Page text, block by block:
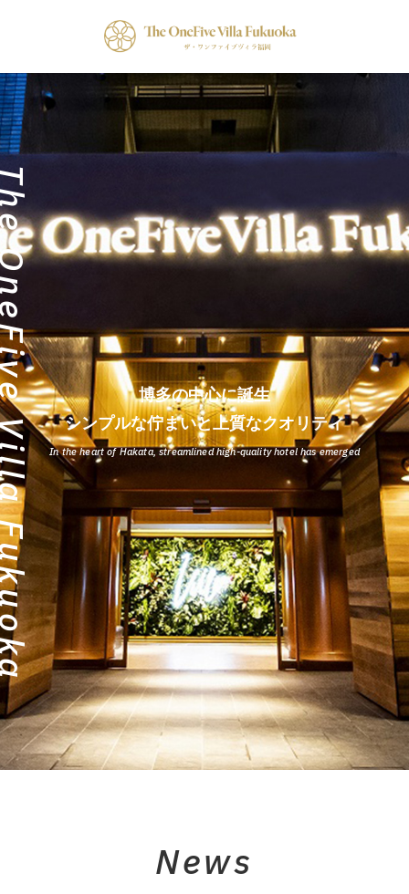
博多の中心に誕生
シンプルな佇まいと上質なクオリティ
In the heart of Hakata, streamlined high-quality hotel has emerged
Fukuoka
News